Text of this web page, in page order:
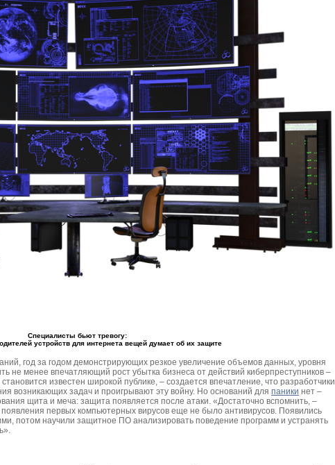
Cпециалисты бьют тревогу:
устройств для интернета вещей думает об их защите
год за годом демонстрирующих резкое увеличение объемов данных, уровня
не менее впечатляющий рост убытка бизнеса от действий киберпреступников –
известен широкой публике, – создается впечатление, что разработчики
возникающих задач и проигрывают эту войну. Но оснований для паники нет –
щита и меча: защита появляется после атаки. «Достаточно вспомнить, –
первых компьютерных вирусов еще не было антивирусов. Появились
потом научили защитное ПО анализировать поведение программ и устранять